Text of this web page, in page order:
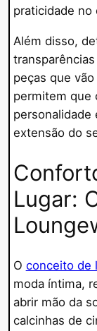
praticidade no
Além disso,
peças que
permitem que
personalidade
extensão do
Lugar:
O conceito de
moda íntima,
abrir mão da
calcinhas de